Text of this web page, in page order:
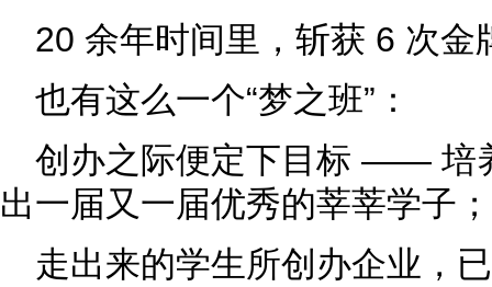
20 余年时间里，斩获 6 次金
也有这么一个“梦之班”：
创办之际便定下目标 —— 培
出一届又一届优秀的莘莘学子；
走出来的学生所创办企业，